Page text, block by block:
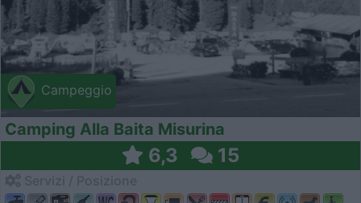
Campeggio
Camping Alla Baita Misurina
6,3 15